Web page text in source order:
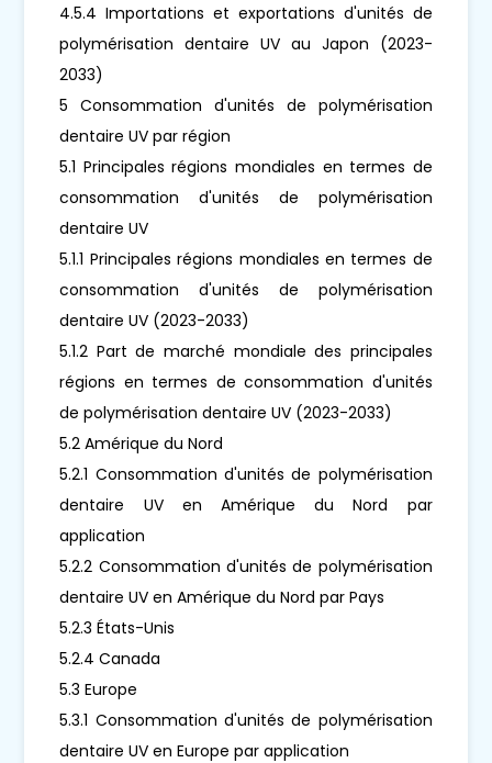
4.5.4 Importations et exportations d'unités de
polymérisation dentaire UV au Japon (2023-
2033)
5 Consommation d'unités de polymérisation
dentaire UV par région
5.1 Principales régions mondiales en termes de
consommation d'unités de polymérisation
dentaire UV
5.1.1 Principales régions mondiales en termes de
consommation d'unités de polymérisation
dentaire UV (2023-2033)
5.1.2 Part de marché mondiale des principales
régions en termes de consommation d'unités
de polymérisation dentaire UV (2023-2033)
5.2 Amérique du Nord
5.2.1 Consommation d'unités de polymérisation
dentaire UV en Amérique du Nord par
application
5.2.2 Consommation d'unités de polymérisation
dentaire UV en Amérique du Nord par Pays
5.2.3 États-Unis
5.2.4 Canada
5.3 Europe
5.3.1 Consommation d'unités de polymérisation
dentaire UV en Europe par application